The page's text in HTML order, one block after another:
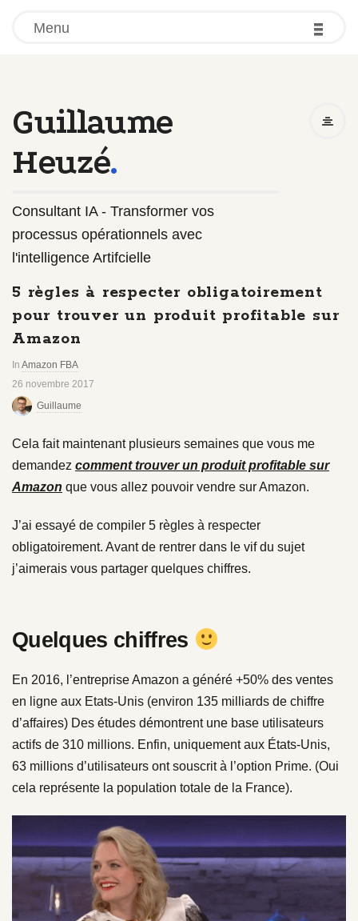
Menu -
-
-
Guillaume
Heuzé.
Consultant IA - Transformer vos
processus opérationnels avec
l'intelligence Artifcielle
5 règles à respecter obligatoirement
pour trouver un produit profitable sur
Amazon
In Amazon FBA
26 novembre 2017
Guillaume
Cela fait maintenant plusieurs semaines que vous me
demandez comment trouver un produit profitable sur
Amazon que vous allez pouvoir vendre sur Amazon.
J’ai essayé de compiler 5 règles à respecter
obligatoirement. Avant de rentrer dans le vif du sujet
j’aimerais vous partager quelques chiffres.
Quelques chiffres
En 2016, l’entreprise Amazon a généré +50% des ventes
en ligne aux Etats-Unis (environ 135 milliards de chiffre
d’affaires) Des études démontrent une base utilisateurs
actifs de 310 millions. Enfin, uniquement aux États-Unis,
63 millions d’utilisateurs ont souscrit à l’option Prime. (Oui
cela représente la population totale de la France).